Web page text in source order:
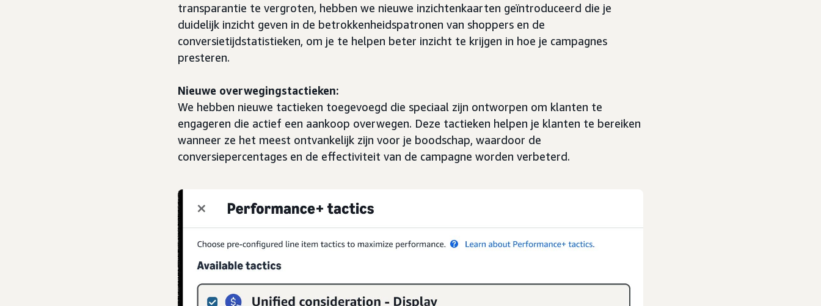
transparantie te vergroten, hebben we nieuwe inzichtenkaarten geïntroduceerd die je
duidelijk inzicht geven in de betrokkenheidspatronen van shoppers en de
conversietijdstatistieken, om je te helpen beter inzicht te krijgen in hoe je campagnes
presteren.
Nieuwe overwegingstactieken:
We hebben nieuwe tactieken toegevoegd die speciaal zijn ontworpen om klanten te
engageren die actief een aankoop overwegen. Deze tactieken helpen je klanten te bereiken
wanneer ze het meest ontvankelijk zijn voor je boodschap, waardoor de
conversiepercentages en de effectiviteit van de campagne worden verbeterd.